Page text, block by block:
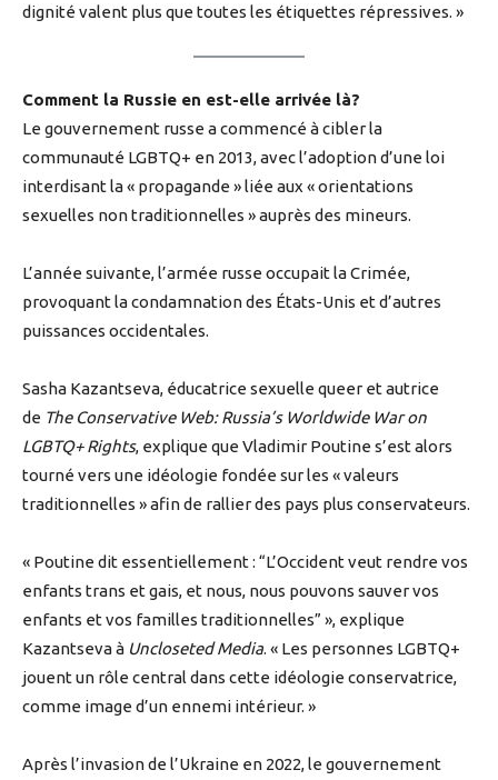
dignité valent plus que toutes les étiquettes répressives. »
Comment la Russie en est-elle arrivée là?
Le gouvernement russe a commencé à cibler la
communauté LGBTQ+ en 2013, avec l’adoption d’une loi
interdisant la « propagande » liée aux « orientations
sexuelles non traditionnelles » auprès des mineurs.
L’année suivante, l’armée russe occupait la Crimée,
provoquant la condamnation des États-Unis et d’autres
puissances occidentales.
Sasha Kazantseva, éducatrice sexuelle queer et autrice
de The Conservative Web: Russia’s Worldwide War on
LGBTQ+ Rights, explique que Vladimir Poutine s’est alors
tourné vers une idéologie fondée sur les « valeurs
traditionnelles » afin de rallier des pays plus conservateurs.
« Poutine dit essentiellement : “L’Occident veut rendre vos
enfants trans et gais, et nous, nous pouvons sauver vos
enfants et vos familles traditionnelles” », explique
Kazantseva à Uncloseted Media. « Les personnes LGBTQ+
jouent un rôle central dans cette idéologie conservatrice,
comme image d’un ennemi intérieur. »
Après l’invasion de l’Ukraine en 2022, le gouvernement